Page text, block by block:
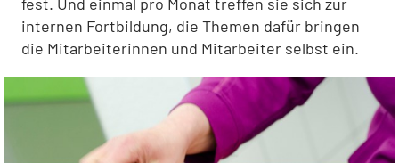
fest. Und einmal pro Monat treffen sie sich zur
internen Fortbildung, die Themen dafür bringen
die Mitarbeiterinnen und Mitarbeiter selbst ein.